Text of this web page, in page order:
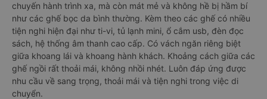
chuyến hành trình xa, mà còn mát mẻ và không hề bị hầm bí
như các ghế bọc da bình thường. Kèm theo các ghế có nhiều
tiện nghi hiện đại như ti-vi, tủ lạnh mini, ổ cắm usb, đèn đọc
sách, hệ thống âm thanh cao cấp. Có vách ngăn riêng biệt
giữa khoang lái và khoang hành khách. Khoảng cách giữa các
ghế ngồi rất thoải mái, không nhồi nhét. Luôn đáp ứng được
nhu cầu về sang trọng, thoải mái và tiện nghi trong việc di
chuyển.